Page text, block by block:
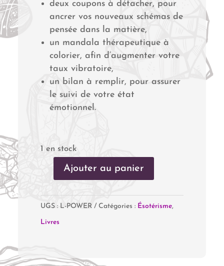
deux coupons à détacher, pour
ancrer vos nouveaux schémas de
pensée dans la matière,
un mandala thérapeutique à
colorier, afin d’augmenter votre
taux vibratoire,
un bilan à remplir, pour assurer
le suivi de votre état
émotionnel.
1 en stock
quantité
Le
Grand
Ajouter au panier
UGS : L-POWER Catégories : Ésotérisme,
Livres